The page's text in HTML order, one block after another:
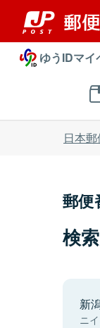
ゆうIDマイ
日本
郵便
検
新
ニ